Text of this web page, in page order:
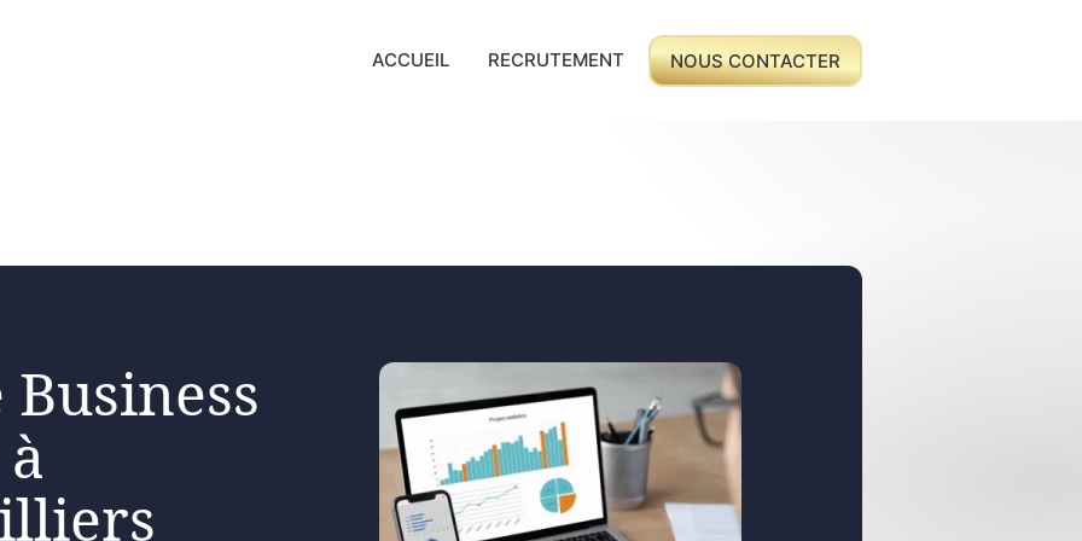
ACCUEIL RECRUTEMENT NOUS CONTACTER